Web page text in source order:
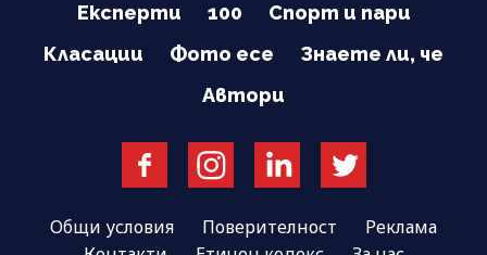
Експерти
100
Спорт и пари
Класации
Фото есе
Знаете ли, че
Автори
Общи условия Поверителност
Реклама